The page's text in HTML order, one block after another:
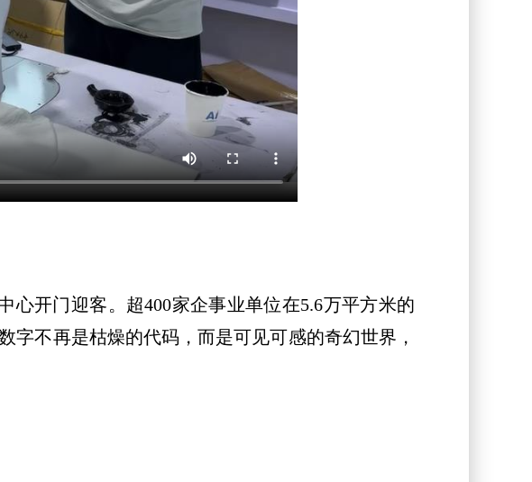
开门迎客。超400家企事业单位在5.6万平方米的
字不再是枯燥的代码，而是可见可感的奇幻世界，